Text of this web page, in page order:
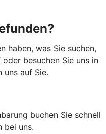
haben, was Sie suchen,
besuchen Sie uns in
uns auf Sie.
buchen Sie schnell
bei uns.